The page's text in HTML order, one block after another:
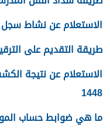
الاستعلام عن نشاط سجل
طريقة التقديم على
الاستعلام عن نتيجة
1448
ما هي ضوابط حساب